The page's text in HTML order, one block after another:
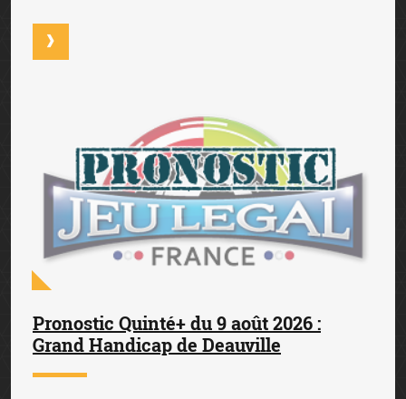
Pronostic Quinté+ du 9 août 2026 :
Grand Handicap de Deauville